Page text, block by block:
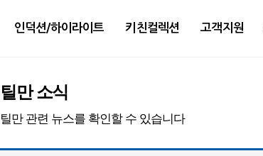
인덕션/하이라이트 키친컬렉션 고객지원
틸만 소식
틸만 관련 뉴스를 확인할 수 있습니다